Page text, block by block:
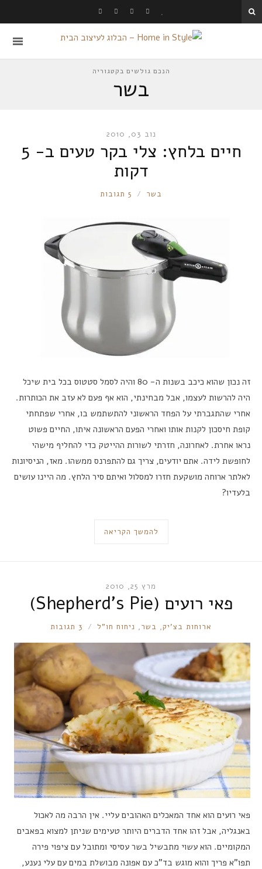
הנכם גולשים בקטגוריה
בשר
נוב 03, 2010
חיים בלחץ: צלי בקר טעים ב- 5
דקות
RONNIE
בשר 5 תגובות
זה נכון שהוא כיכב בשנות ה- 80 והיה לסמל סטטוס בכל בית שיכל
היה להרשות לעצמו, אבל מבחינתי, הוא אף פעם לא עזב את הכותרות.
אחרי שהתגברתי על הפחד הראשוני להתשתמש בו, אחרי שפתחתי
קופת חיסכון לקנות אותו ואחרי הפעם הראשונה איתו, החיים פשוט
נראו אחרת. לאחרונה, חזרתי לשורות ההייטק כדי להחליף מישהי
לחופשת לידה. אתם יודעים, צריך גם להתפרנס ממשהו. מאז, הניסיונות
לאלתר ארוחה מושקעת חזרו למסלול ואיתם סיר הלחץ. מה היינו עושים
בלעדיו?
להמשך הקריאה
מרץ 25, 2010
פאי רועים (Shepherd’s Pie)
RONNIE
ארוחות בצ'יק, בשר, ניחוח חו"ל 3 תגובות
פאי רועים הוא אחד המאכלים האהובים עליי. אין הרבה מה לאכול
באנגליה, אבל זהו אחד הדברים היותר טעימים שניתן למצוא בפאבים
המקומיים. הוא עשוי מתבשיל בשר עסיסי ומתובל עם ציפוי פירה
תפו”א פריך והוא מוגש בד”כ עם אפונה מבושלת במים עם עלי נענע,